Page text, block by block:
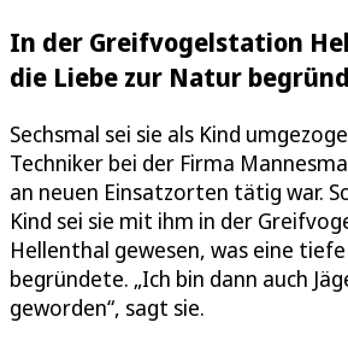
In der Greifvogelstation
die Liebe zur Natur
Sechsmal sei sie als Kind
Techniker bei der Firma
an neuen Einsatzorten tätig war.
Kind sei sie mit ihm in der
Hellenthal gewesen, was eine
begründete. „Ich bin dann auch
geworden“, sagt sie.